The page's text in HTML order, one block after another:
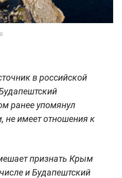
в российской
ранее упомянул
не имеет отношения к
признать Крым
и Будапештский